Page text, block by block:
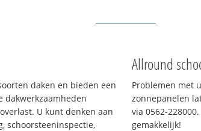
daken en bieden een
dakwerkzaamheden
U kunt denken aan
schoorsteeninspectie,
Allround
Problemen met
zonnepanelen
via 0562-
gemakkelijk!